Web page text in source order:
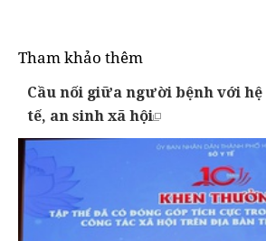
Tham khảo thêm
Cầu nối giữa người bệnh với
tế, an sinh xã hội